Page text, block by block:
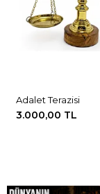
Adalet Terazisi
3.000,00 TL